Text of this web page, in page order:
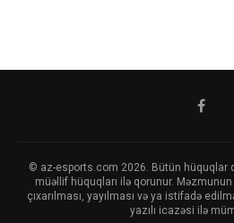
© az-esports.com 2026. Bütün hüquqlar
müəllif hüquqları ilə qorunur.
çıxarılması, yayılması və ya istifadə
yazılı icazəsi ilə